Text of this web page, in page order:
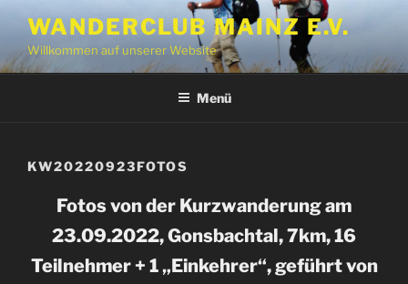
Inhalt
springen
WANDERCLUB MAINZ E.V.
Willkommen auf unserer Website
Menü
KW20220923FOTOS
Fotos von der Kurzwanderung am
23.09.2022, Gonsbachtal, 7km, 16
Teilnehmer + 1 „Einkehrer“, geführt von